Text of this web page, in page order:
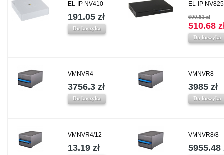
EL-IP NV410
191.05 zł
Do koszyka
EL-IP NV825
600.81 zł
510.68
Do koszyka
VMNVR4
3756.3 zł
Do koszyka
VMNVR8
3985 zł
Do koszyka
VMNVR4/12
13.19 zł
VMNVR8/8
5955.48